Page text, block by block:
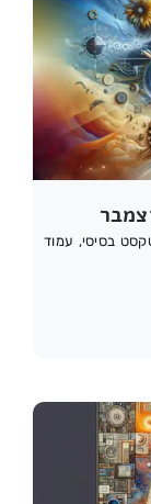
בסיסי, עמוד